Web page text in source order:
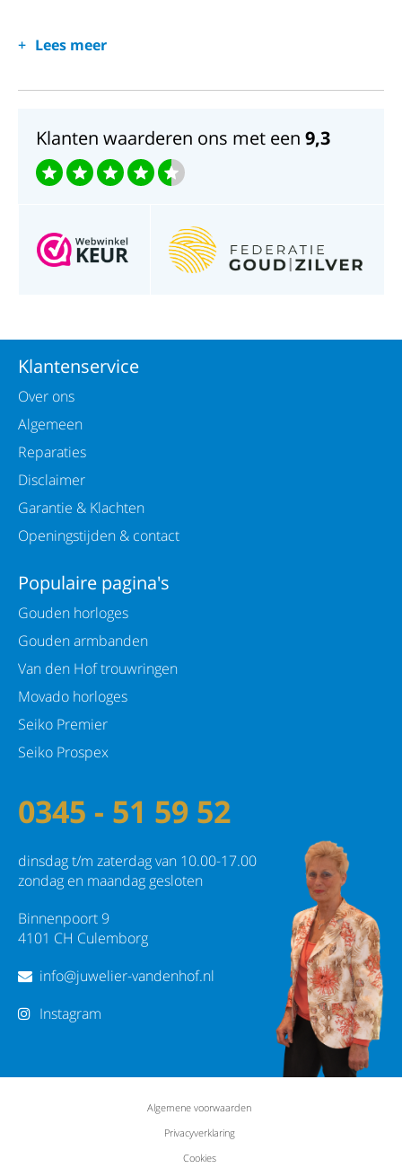
Lees meer
Klanten waarderen ons met een 9,3
Klantenservice
Over ons
Algemeen
Reparaties
Disclaimer
Garantie & Klachten
Openingstijden & contact
Populaire pagina's
Gouden horloges
Gouden armbanden
Van den Hof trouwringen
Movado horloges
Seiko Premier
Seiko Prospex
0345 - 51 59 52
dinsdag t/m zaterdag van 10.00-17.00
zondag en maandag gesloten
Binnenpoort 9
4101 CH Culemborg
info@juwelier-vandenhof.nl
Instagram
Algemene voorwaarden
Privacyverklaring
Cookies